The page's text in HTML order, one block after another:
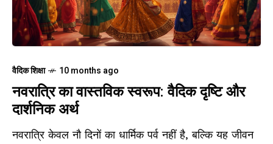
वैदिक शिक्षा 10 months ago
नवरात्रि का वास्तविक स्वरूप: वैदिक दृष्टि और
दार्शनिक अर्थ
नवरात्रि केवल नौ दिनों का धार्मिक पर्व नहीं है, बल्कि यह जीवन